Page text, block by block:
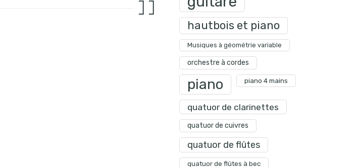
hautbois et piano
Musiques à géométrie variable
orchestre à cordes
piano piano 4 mains
quatuor de clarinettes
quatuor de cuivres
quatuor de flûtes
quatuor de flûtes à bec